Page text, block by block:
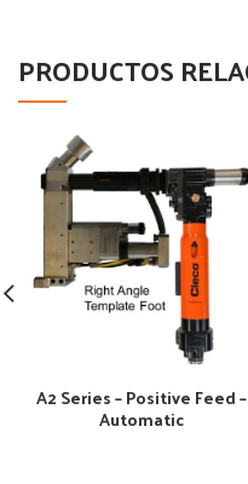
PRODUCTOS
A2 Series – Positive Feed –
Automatic